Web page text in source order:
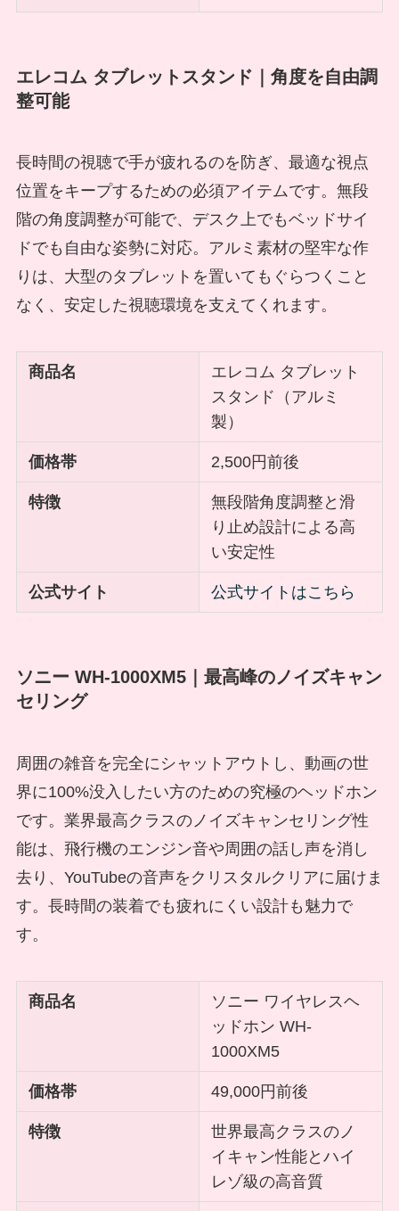
エレコム タブレットスタンド｜角度を自由調
整可能
長時間の視聴で手が疲れるのを防ぎ、最適な視点
位置をキープするための必須アイテムです。無段
階の角度調整が可能で、デスク上でもベッドサイ
ドでも自由な姿勢に対応。アルミ素材の堅牢な作
りは、大型のタブレットを置いてもぐらつくこと
なく、安定した視聴環境を支えてくれます。
商品名
エレコム タブレット
スタンド（アルミ
製）
価格帯 2,500円前後
特徴
無段階角度調整と滑
り止め設計による高
い安定性
公式サイト 公式サイトはこちら
ソニー WH-1000XM5｜最高峰のノイズキャン
セリング
周囲の雑音を完全にシャットアウトし、動画の世
界に100%没入したい方のための究極のヘッドホン
です。業界最高クラスのノイズキャンセリング性
能は、飛行機のエンジン音や周囲の話し声を消し
去り、YouTubeの音声をクリスタルクリアに届けま
す。長時間の装着でも疲れにくい設計も魅力で
す。
商品名
ソニー ワイヤレスヘ
ッドホン WH-
1000XM5
価格帯 49,000円前後
特徴
世界最高クラスのノ
イキャン性能とハイ
レゾ級の高音質